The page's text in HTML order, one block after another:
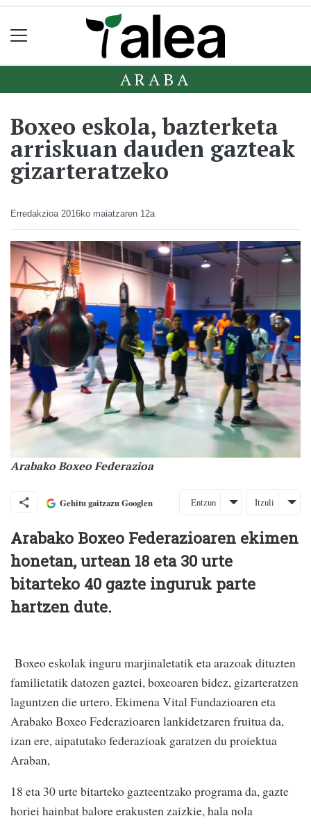
ARABA
Boxeo eskola, bazterketa
arriskuan dauden gazteak
gizarteratzeko
Erredakzioa 2016ko maiatzaren 12a
Arabako Boxeo Federazioa
Gehitu gaitzazu Googlen Entzun Itzuli
Arabako Boxeo Federazioaren ekimen
honetan, urtean 18 eta 30 urte
bitarteko 40 gazte inguruk parte
hartzen dute.
Boxeo eskolak inguru marjinaletatik eta arazoak dituzten
familietatik datozen gaztei, boxeoaren bidez, gizarteratzen
laguntzen die urtero. Ekimena Vital Fundazioaren eta
Arabako Boxeo Federazioaren lankidetzaren fruitua da,
izan ere, aipatutako federazioak garatzen du proiektua
Araban,
18 eta 30 urte bitarteko gazteentzako programa da, gazte
horiei hainbat balore erakusten zaizkie, hala nola